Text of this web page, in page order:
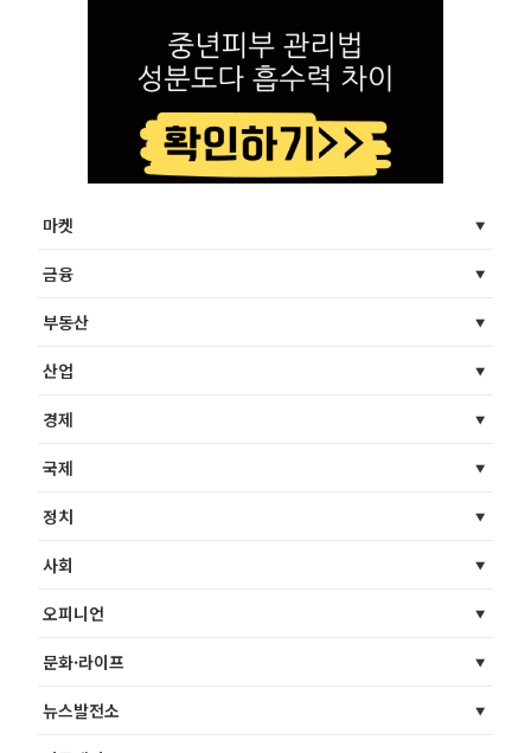
마켓
금융
부동산
산업
경제
국제
정치
사회
오피니언
문화·라이프
뉴스발전소